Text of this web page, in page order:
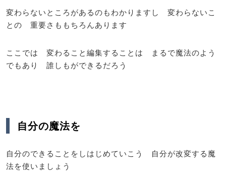
変わらないところがあるのもわかりますし 変わらないこ
との 重要さももちろんあります
ここでは 変わること編集することは まるで魔法のよう
でもあり 誰しもができるだろう
自分の魔法を
自分のできることをしはじめていこう 自分が改変する魔
法を使いましょう